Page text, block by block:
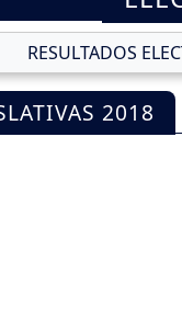
RESULTADOS
2018